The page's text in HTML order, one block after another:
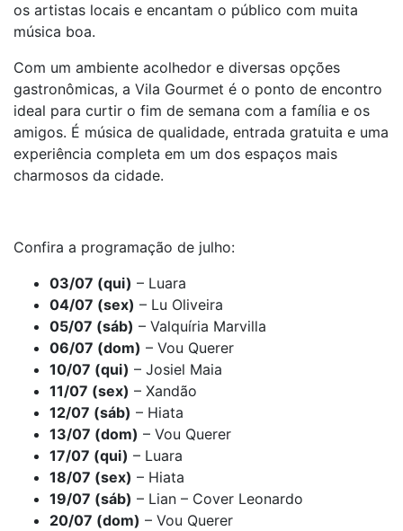
os artistas locais e encantam o público com muita
música boa.
Com um ambiente acolhedor e diversas opções
gastronômicas, a Vila Gourmet é o ponto de encontro
ideal para curtir o fim de semana com a família e os
amigos. É música de qualidade, entrada gratuita e uma
experiência completa em um dos espaços mais
charmosos da cidade.
Confira a programação de julho:
03/07 (qui) – Luara
04/07 (sex) – Lu Oliveira
05/07 (sáb) – Valquíria Marvilla
06/07 (dom) – Vou Querer
10/07 (qui) – Josiel Maia
11/07 (sex) – Xandão
12/07 (sáb) – Hiata
13/07 (dom) – Vou Querer
17/07 (qui) – Luara
18/07 (sex) – Hiata
19/07 (sáb) – Lian – Cover Leonardo
20/07 (dom) – Vou Querer